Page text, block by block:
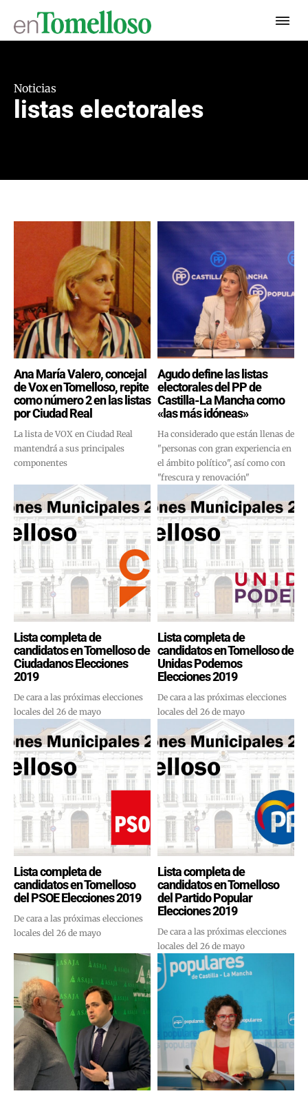
Noticias
listas electorales
Ana María Valero, concejal
de Vox en Tomelloso, repite
como número 2 en las listas
por Ciudad Real
La lista de VOX en Ciudad Real
mantendrá a sus principales
componentes
Agudo define las listas
electorales del PP de
Castilla-La Mancha como
«las más idóneas»
Ha considerado que están llenas de
"personas con gran experiencia en
el ámbito político", así como con
"frescura y renovación"
Lista completa de
candidatos en Tomelloso de
Ciudadanos Elecciones
2019
De cara a las próximas elecciones
locales del 26 de mayo
Lista completa de
candidatos en Tomelloso de
Unidas Podemos
Elecciones 2019
De cara a las próximas elecciones
locales del 26 de mayo
Lista completa de
candidatos en Tomelloso
del PSOE Elecciones 2019
De cara a las próximas elecciones
locales del 26 de mayo
Lista completa de
candidatos en Tomelloso
del Partido Popular
Elecciones 2019
De cara a las próximas elecciones
locales del 26 de mayo